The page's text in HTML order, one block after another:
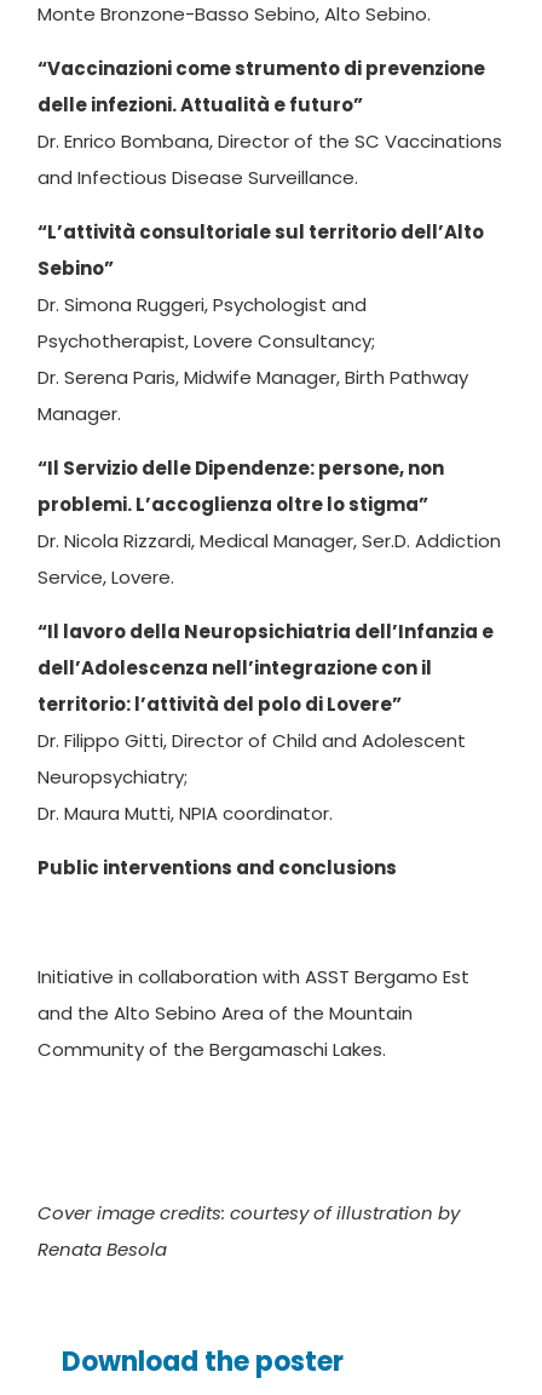
Monte Bronzone-Basso Sebino, Alto Sebino.
“Vaccinazioni come strumento di prevenzione
delle infezioni. Attualità e futuro”
Dr. Enrico Bombana, Director of the SC Vaccinations
and Infectious Disease Surveillance.
“L’attività consultoriale sul territorio dell’Alto
Sebino”
Dr. Simona Ruggeri, Psychologist and
Psychotherapist, Lovere Consultancy;
Dr. Serena Paris, Midwife Manager, Birth Pathway
Manager.
“Il Servizio delle Dipendenze: persone, non
problemi. L’accoglienza oltre lo stigma”
Dr. Nicola Rizzardi, Medical Manager, Ser.D. Addiction
Service, Lovere.
“Il lavoro della Neuropsichiatria dell’Infanzia e
dell’Adolescenza nell’integrazione con il
territorio: l’attività del polo di Lovere”
Dr. Filippo Gitti, Director of Child and Adolescent
Neuropsychiatry;
Dr. Maura Mutti, NPIA coordinator.
Public interventions and conclusions
Initiative in collaboration with ASST Bergamo Est
and the Alto Sebino Area of ​​the Mountain
Community of the Bergamaschi Lakes.
Cover image credits: courtesy of illustration by
Renata Besola
Download the poster